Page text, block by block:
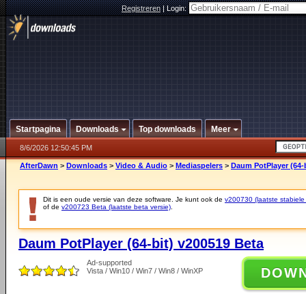
Registreren|Login:
Startpagina Downloads Top downloads Meer
8/6/2026 12:50:45 PM
AfterDawn > Downloads > Video & Audio > Mediaspelers > Daum PotPlayer
Dit is een oude versie van deze software. Je kunt ook de v200730 (laatste stabiele
of de v200723 Beta (laatste beta versie)
Daum PotPlayer (64-bit) v200519 Beta
Ad-supported
Vista / Win10 / Win7 / Win8 / WinXP